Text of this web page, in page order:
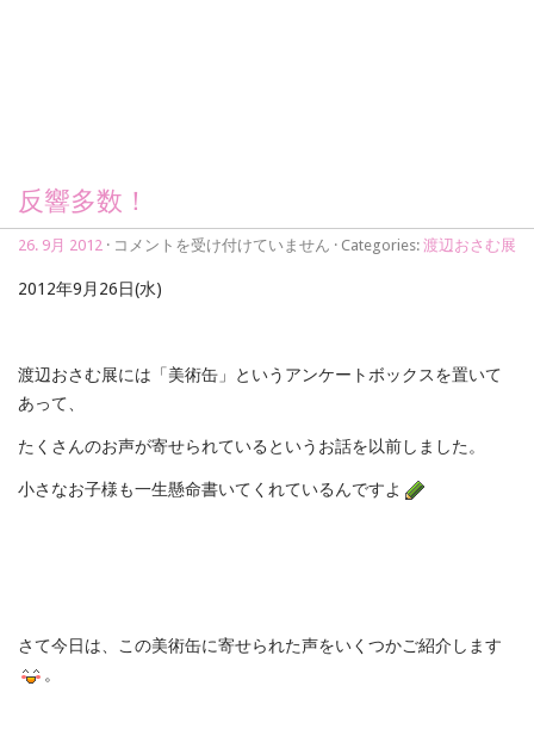
反響多数！
26. 9月 2012 · 反
多
コメントを受け付けていません · Categories: 渡辺おさむ展
2012年9月26日(水)
渡辺おさむ展には「美術缶」というアンケートボックスを置いて
あって、
たくさんのお声が寄せられているというお話を以前しました。
小さなお子様も一生懸命書いてくれているんですよ
さて今日は、この美術缶に寄せられた声をいくつかご紹介します
。